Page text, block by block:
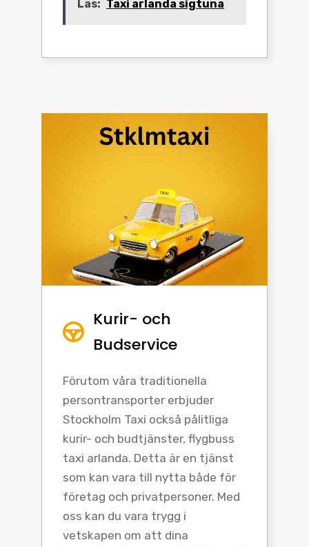
Läs: Taxi arlanda sigtuna
Kurir- och
Budservice
Förutom våra traditionella
persontransporter erbjuder
Stockholm Taxi också pålitliga
kurir- och budtjänster, flygbuss
taxi arlanda. Detta är en tjänst
som kan vara till nytta både för
företag och privatpersoner. Med
oss kan du vara trygg i
vetskapen om att dina